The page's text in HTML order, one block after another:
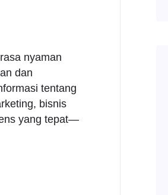
nyaman
dan
tentang
bisnis
yang tepat—